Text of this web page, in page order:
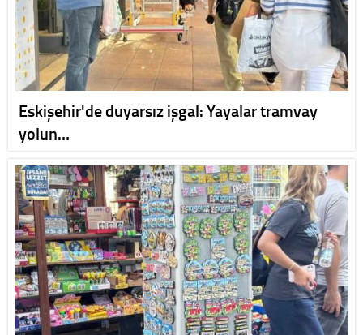
Eskişehir'de duyarsız işgal: Yayalar tramvay
yolun…